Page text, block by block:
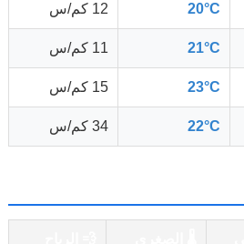
20°C 12 كم/س
21°C 11 كم/س
23°C 15 كم/س
22°C 34 كم/س